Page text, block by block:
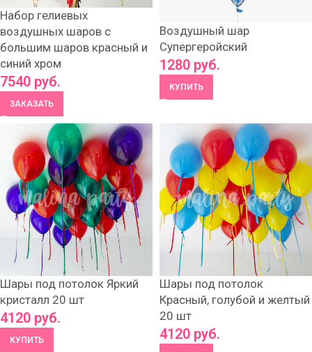
Набор гелиевых
воздушных шаров с
большим шаров красный и
синий хром
7540 руб.
ЗАКАЗАТЬ
Воздушный шар
Супергеройский
1280 руб.
КУПИТЬ
Шары под потолок Яркий
кристалл 20 шт
4120 руб.
КУПИТЬ
Шары под потолок
Красный, голубой и желтый
20 шт
4120 руб.